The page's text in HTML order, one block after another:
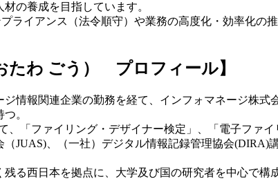
の養成を目指しています。
ライアンス（法令順守）や業務の高度化・効率化
たわ ごう） プロフィール】
情報関連企業の勤務を経て、インフォマネージ株
。
、「ファイリング・デザイナー検定」、「電子ファ
JUAS)、（一社）デジタル情報記録管理協会
る西日本を拠点に、大学及び国の研究者を中心で構